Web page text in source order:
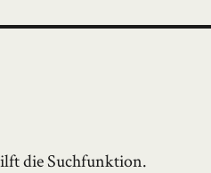
die Suchfunktion.